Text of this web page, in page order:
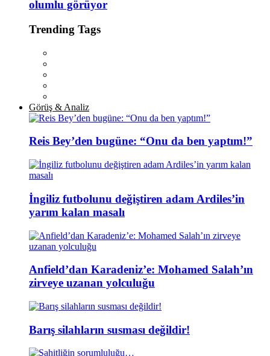
olumlu görüyor
Trending Tags
Görüş & Analiz
Reis Bey’den bugüne: “Onu da ben yaptım!”
İngiliz futbolunu değiştiren adam Ardiles’in
yarım kalan masalı
Anfield’dan Karadeniz’e: Mohamed Salah’ın
zirveye uzanan yolculuğu
Barış silahların susması değildir!